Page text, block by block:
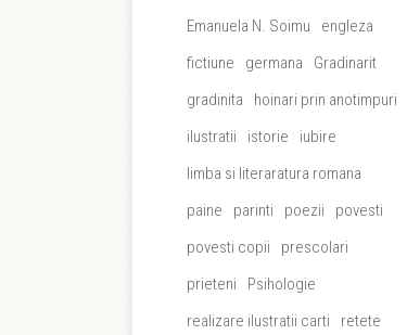
Emanuela N. Soimu
engleza
fictiune
germana
Gradinarit
gradinita
hoinari prin anotimpuri
ilustratii
istorie
iubire
limba si literaratura romana
paine
parinti poezii
povesti
povesti copii
prescolari
prieteni
Psihologie
realizare ilustratii carti
retete